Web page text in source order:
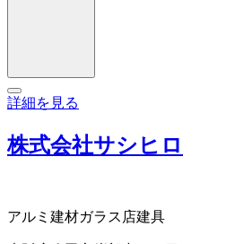
詳細を見る
株式会社サシヒロ
アルミ建材ガラス店建具